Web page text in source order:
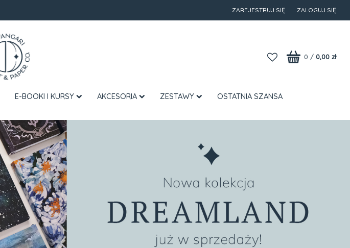
ZAREJESTRUJ SIĘ ZALOGUJ SIĘ
0 / 0,00 zł
E-BOOKI I KURSY AKCESORIA ZESTAWY OSTATNIA SZANSA